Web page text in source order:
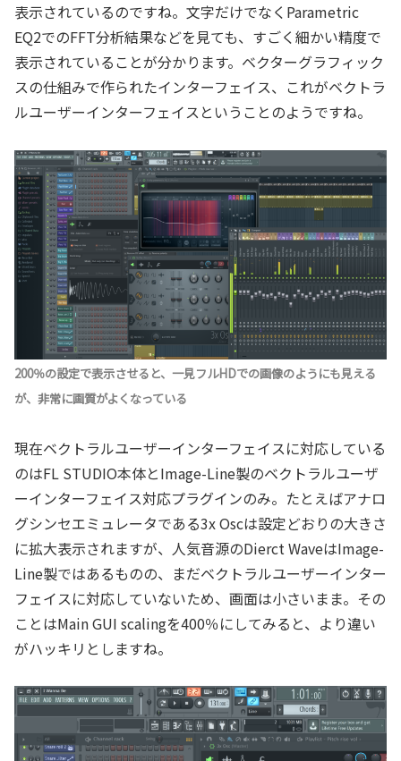
表示されているのですね。文字だけでなくParametric
EQ2でのFFT分析結果などを見ても、すごく細かい精度で
表示されていることが分かります。ベクターグラフィック
スの仕組みで作られたインターフェイス、これがベクトラ
ルユーザーインターフェイスということのようですね。
200％の設定で表示させると、一見フルHDでの画像のようにも見える
が、非常に画質がよくなっている
現在ベクトラルユーザーインターフェイスに対応している
のはFL STUDIO本体とImage-Line製のベクトラルユーザ
ーインターフェイス対応プラグインのみ。たとえばアナロ
グシンセエミュレータである3x Oscは設定どおりの大きさ
に拡大表示されますが、人気音源のDierct WaveはImage-
Line製ではあるものの、まだベクトラルユーザーインター
フェイスに対応していないため、画面は小さいまま。その
ことはMain GUI scalingを400％にしてみると、より違い
がハッキリとしますね。